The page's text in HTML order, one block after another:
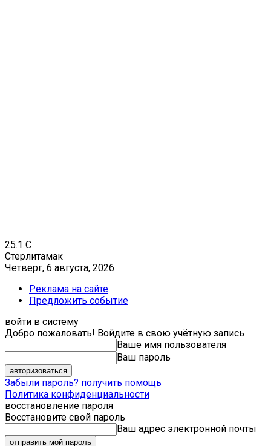
25.1 C
Стерлитамак
Четверг, 6 августа, 2026
Реклама на сайте
Предложить событие
войти в систему
Добро пожаловать! Войдите в свою учётную запись
Ваше имя пользователя
Ваш пароль
Забыли пароль? получить помощь
Политика конфиденциальности
восстановление пароля
Восстановите свой пароль
Ваш адрес электронной почты